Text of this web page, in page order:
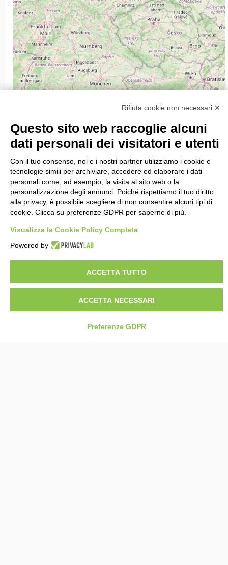
11
76
9
56 25
18
31
Rifiuta cookie non necessari ✕
Questo sito web raccoglie alcuni
dati personali dei visitatori e utenti
Con il tuo consenso, noi e i nostri partner utilizziamo i cookie e
tecnologie simili per archiviare, accedere ed elaborare i dati
personali come, ad esempio, la visita al sito web o la
personalizzazione degli annunci. Poiché rispettiamo il tuo diritto
alla privacy, è possibile scegliere di non consentire alcuni tipi di
cookie. Clicca su preferenze GDPR per saperne di più.
Visualizza la Cookie Policy Completa
Powered by
ACCETTA TUTTO
ACCETTA NECESSARI
Preferenze GDPR